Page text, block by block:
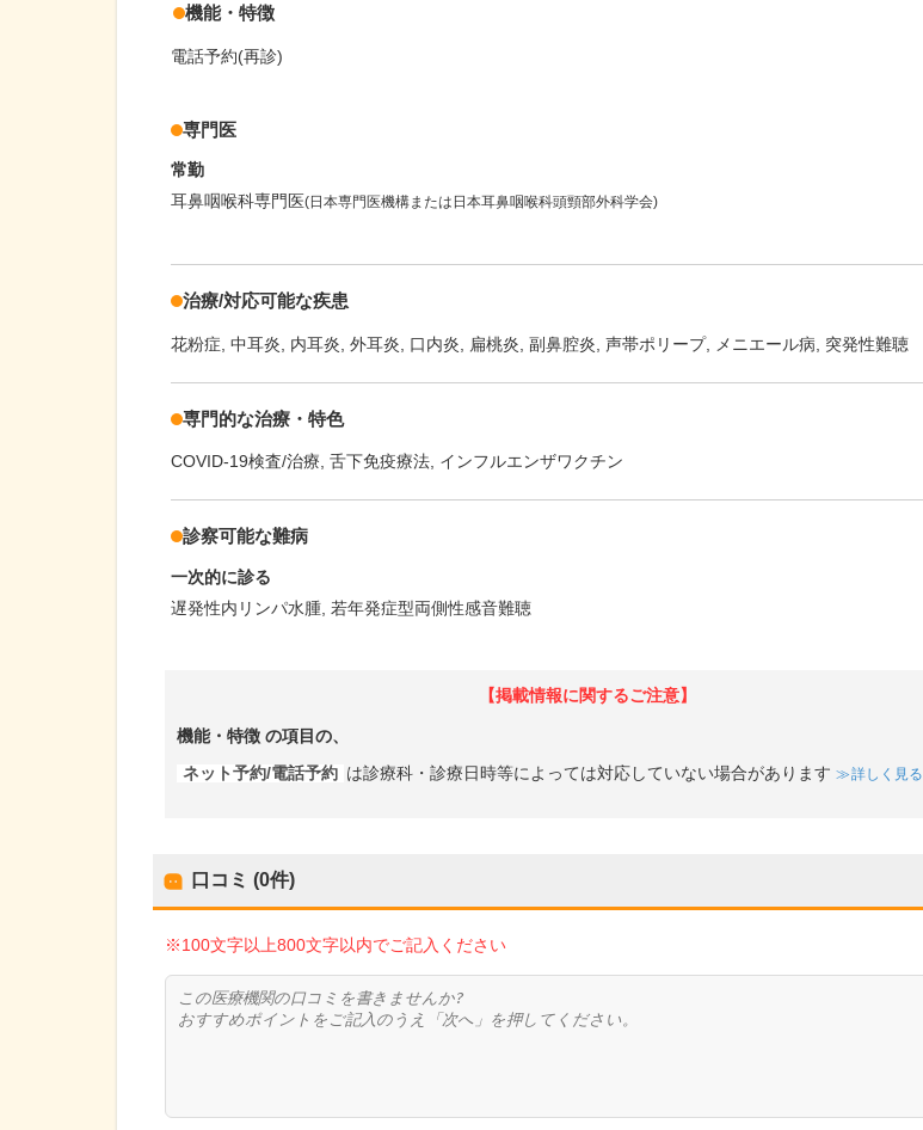
機能・特徴
電話予約(再診)
専門医
常勤
耳鼻咽喉科専門医(日本専門医機構または日本耳鼻咽喉科頭頸部外科学会)
治療/対応可能な疾患
花粉症 中耳炎 内耳炎 外耳炎 口内炎 扁桃炎 副鼻腔炎 声帯ポリープ メニエール病 突発性難聴
専門的な治療・特色
COVID-19検査/治療 舌下免疫療法 インフルエンザワクチン
診察可能な難病
一次的に診る
遅発性内リンパ水腫 若年発症型両側性感音難聴
【掲載情報に関するご注意】
機能・特徴 の項目の、
ネット予約/電話予約 は診療科・診療日時等によっては対応していない場合があります 詳しく見る
口コミ (0件)
※100文字以上800文字以内でご記入ください